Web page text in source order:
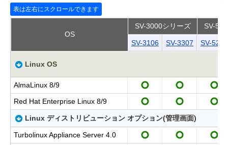
OS
SV-3000シリーズ SV-
SV-3106 SV-3307 SV-5206
Linux OS
AlmaLinux 8/9
Red Hat Enterprise Linux 8/9
Linux ディストリビューション オプション(管理画面)
Turbolinux Appliance Server 4.0